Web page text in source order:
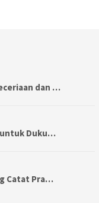
dan …
untuk Duku…
Catat Pra…